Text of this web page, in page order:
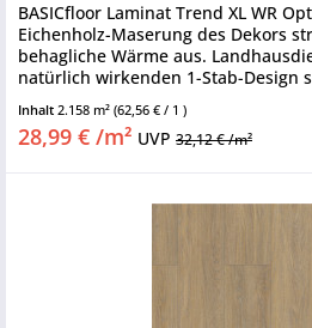
BASICfloor Laminat Trend XL WR
Eichenholz-Maserung des Dekors
behagliche Wärme aus.
natürlich wirkenden 1-Stab-Design
Zuhause und...
Inhalt 2.158 m² (62,56 € / 1 )
28,99 € /m² UVP 32,12 € /m²